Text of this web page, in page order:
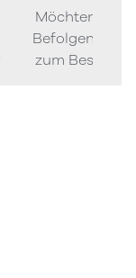
Möchten Sie
Befolgen Sie
zum